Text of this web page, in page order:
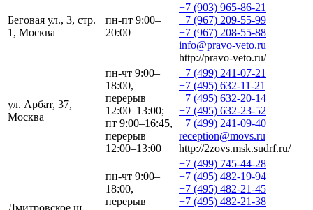
Беговая ул., 3, стр.
1, Москва
пн-пт 9:00–
20:00
+7 (903) 965-86-21
+7 (967) 209-55-99
+7 (967) 208-55-88
info@pravo-veto.ru
http://pravo-veto.ru/
ул. Арбат, 37,
Москва
пн-чт 9:00–
18:00,
перерыв
12:00–13:00;
пт 9:00–16:45,
перерыв
12:00–13:00
+7 (499) 241-07-21
+7 (495) 632-11-21
+7 (495) 632-20-14
+7 (495) 632-23-52
+7 (499) 241-09-40
reception@movs.ru
http://2zovs.msk.sudrf.ru/
Дмитровское ш.,
пн-чт 9:00–
18:00,
перерыв
+7 (499) 745-44-28
+7 (495) 482-19-94
+7 (495) 482-21-45
+7 (495) 482-21-38